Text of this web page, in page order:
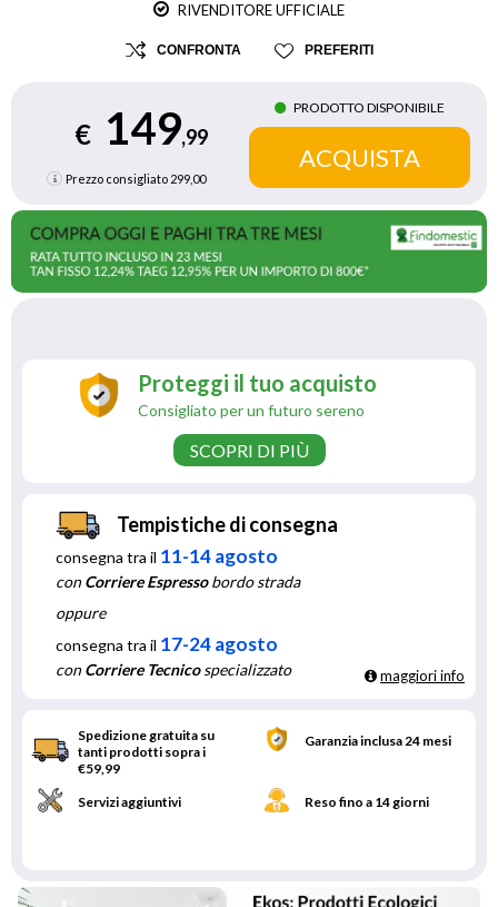
RIVENDITORE UFFICIALE
CONFRONTA PREFERITI
€ 149,99
Prezzo consigliato 299,00
PRODOTTO DISPONIBILE
Proteggi il tuo acquisto
Consigliato per un futuro sereno
SCOPRI DI PIÙ
Tempistiche di consegna
consegna tra il 11-14 agosto
conCorriere Espressobordo strada
oppure
consegna tra il 17-24 agosto
conCorriere Tecnicospecializzato maggiori info
Spedizione gratuita su
tanti prodotti sopra i
€59,99
Garanzia inclusa 24 mesi
Servizi aggiuntivi Reso fino a 14 giorni